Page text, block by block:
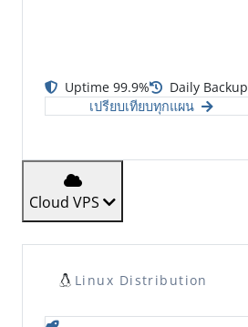
Uptime 99.9%
Daily Backup
เปรียบเทียบทุกแผน
Cloud VPS
Linux Distribution